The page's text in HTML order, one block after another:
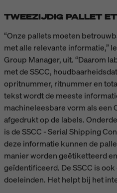
TWEEZIJDIG PALLET
“Onze pallets moeten
met alle relevante informatie,”
Group Manager, uit. “Daarom
met de SSCC,
opritnummer, ritnummer en
tekst wordt de meeste
machineleesbare vorm als een
afgedrukt op de labels.
is de SSCC - Serial Shipping
deze informatie kunnen de
manier worden geëtiketteerd
geïdentificeerd. De SSCC is
doeleinden. Het helpt bij het